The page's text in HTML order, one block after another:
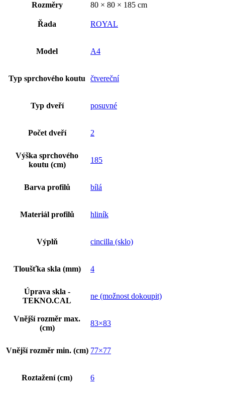
Rozměry
80 × 80 × 185 cm
Řada ROYAL
Model A4
Typ sprchového koutu čtvereční
Typ dveří posuvné
Počet dveří 2
Výška sprchového
koutu (cm)
185
Barva profilů bílá
Materiál profilů hliník
Výplň cincilla (sklo)
Tloušťka skla (mm) 4
Úprava skla -
TEKNO.CAL
ne (možnost dokoupit)
Vnější rozměr max.
(cm)
83×83
Vnější rozměr min. (cm) 77×77
Roztažení (cm) 6